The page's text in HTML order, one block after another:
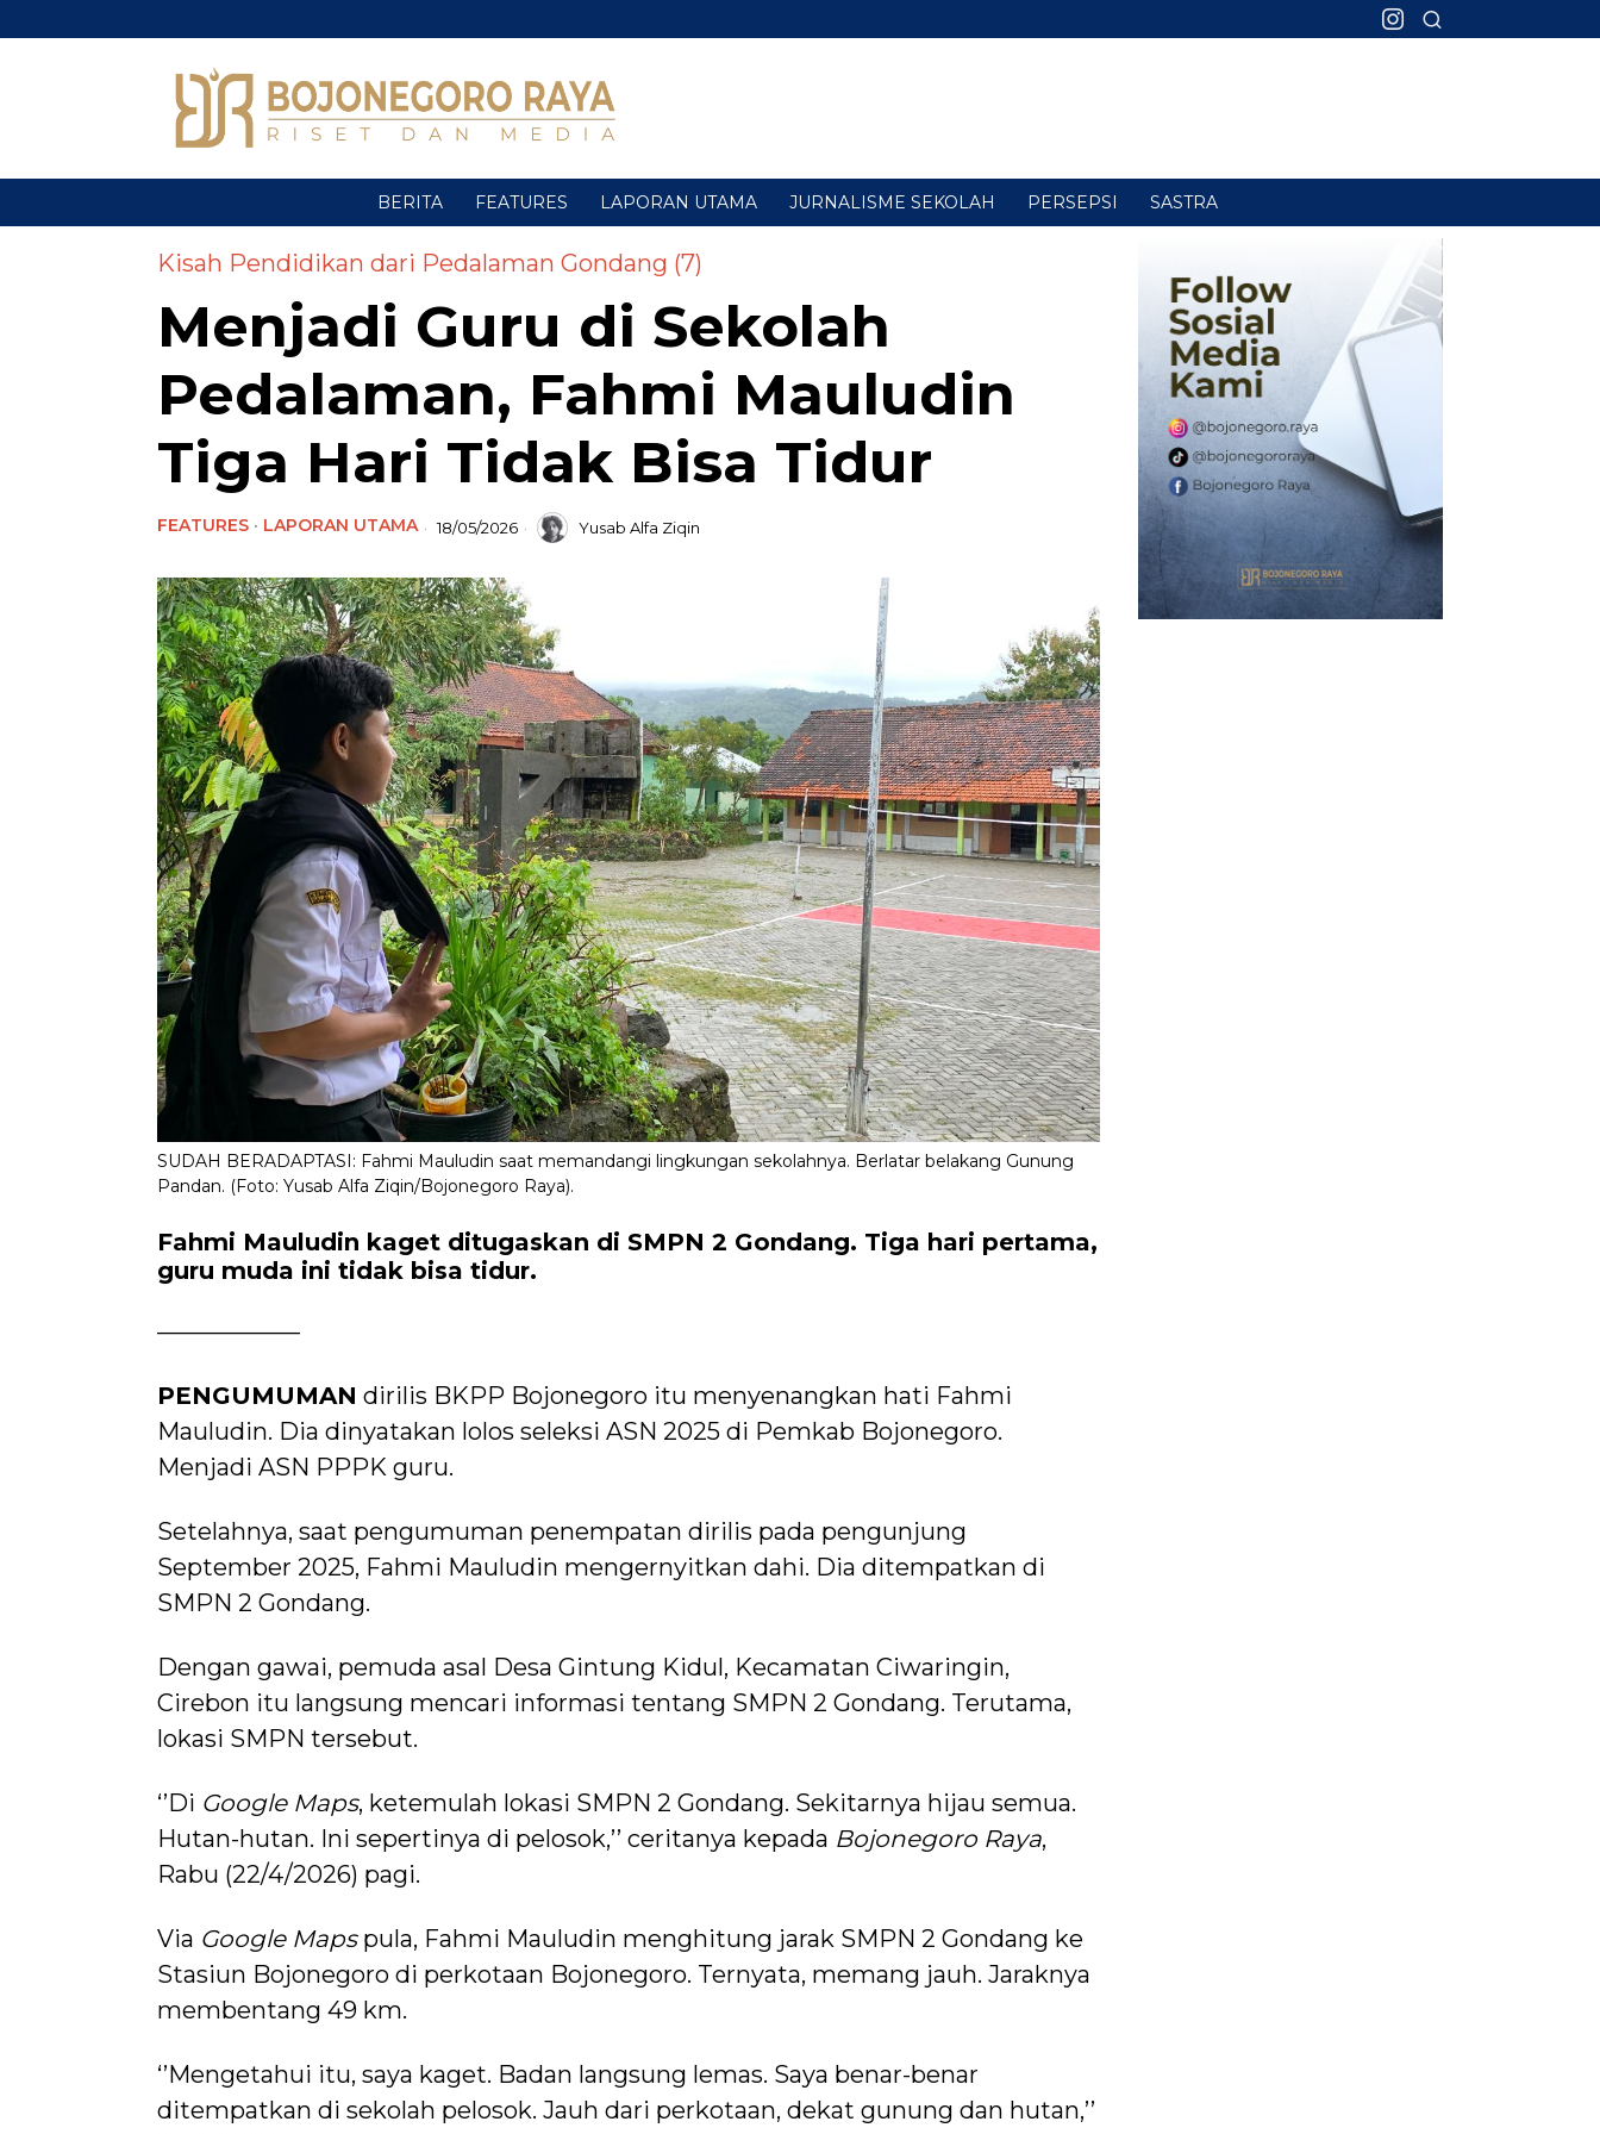
BERITA FEATURES LAPORAN UTAMA JURNALISME SEKOLAH PERSEPSI SASTRA
Kisah Pendidikan dari Pedalaman Gondang (7)
Menjadi Guru di Sekolah
Pedalaman, Fahmi Mauludin
Tiga Hari Tidak Bisa Tidur
FEATURES · LAPORAN UTAMA 18/05/2026 Yusab Alfa Ziqin
SUDAH BERADAPTASI: Fahmi Mauludin saat memandangi lingkungan sekolahnya. Berlatar belakang Gunung
Pandan. (Foto: Yusab Alfa Ziqin/Bojonegoro Raya).
Fahmi Mauludin kaget ditugaskan di SMPN 2 Gondang. Tiga hari pertama,
guru muda ini tidak bisa tidur.
——————
PENGUMUMAN dirilis BKPP Bojonegoro itu menyenangkan hati Fahmi
Mauludin. Dia dinyatakan lolos seleksi ASN 2025 di Pemkab Bojonegoro.
Menjadi ASN PPPK guru.
Setelahnya, saat pengumuman penempatan dirilis pada pengunjung
September 2025, Fahmi Mauludin mengernyitkan dahi. Dia ditempatkan di
SMPN 2 Gondang.
Dengan gawai, pemuda asal Desa Gintung Kidul, Kecamatan Ciwaringin,
Cirebon itu langsung mencari informasi tentang SMPN 2 Gondang. Terutama,
lokasi SMPN tersebut.
‘’Di Google Maps, ketemulah lokasi SMPN 2 Gondang. Sekitarnya hijau semua.
Hutan-hutan. Ini sepertinya di pelosok,’’ ceritanya kepada Bojonegoro Raya,
Rabu (22/4/2026) pagi.
Via Google Mapspula, Fahmi Mauludin menghitung jarak SMPN 2 Gondang ke
Stasiun Bojonegoro di perkotaan Bojonegoro. Ternyata, memang jauh. Jaraknya
membentang 49 km.
‘’Mengetahui itu, saya kaget. Badan langsung lemas. Saya benar-benar
ditempatkan di sekolah pelosok. Jauh dari perkotaan, dekat gunung dan hutan,’’